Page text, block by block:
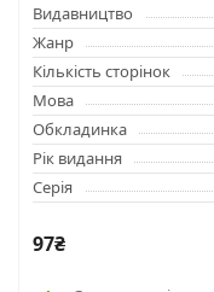
Видавництво
Жанр
Кількість сторінок
Мова
Обкладинка
Рік видання
Серія
97₴